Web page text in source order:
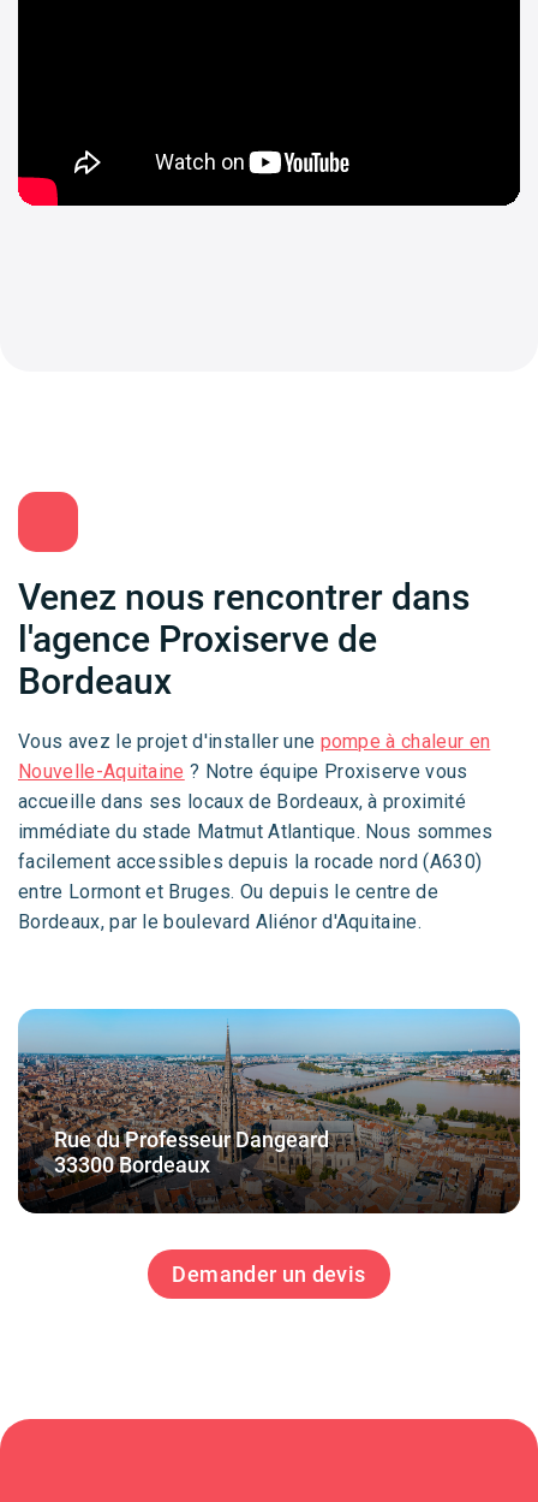
Venez nous rencontrer dans
l'agence Proxiserve de
Bordeaux
Vous avez le projet d'installer une pompe à chaleur en
Nouvelle-Aquitaine ? Notre équipe Proxiserve vous
accueille dans ses locaux de Bordeaux, à proximité
immédiate du stade Matmut Atlantique. Nous sommes
facilement accessibles depuis la rocade nord (A630)
entre Lormont et Bruges. Ou depuis le centre de
Bordeaux, par le boulevard Aliénor d'Aquitaine.
Rue du Professeur Dangeard
33300 Bordeaux
Demander un devis